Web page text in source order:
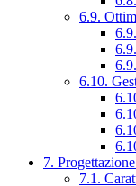
6.9.
6.10.
7.
7.1.